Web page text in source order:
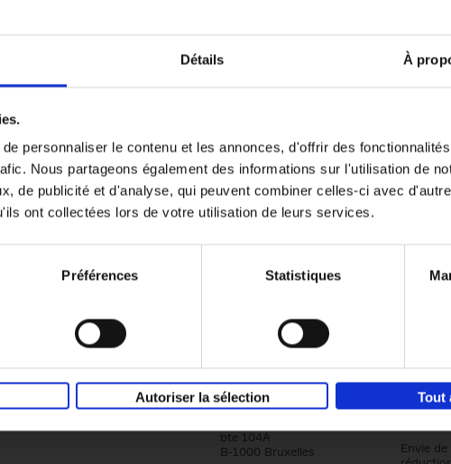
Détails À
personnaliser le contenu et les annonces, d'offrir des
Nous partageons également des informations sur l'utilisation de
de publicité et d'analyse, qui peuvent combiner celles-ci avec
ont collectées lors de votre utilisation de leurs services.
Préférences Statistiques
Autoriser la sélection Tout
Planning to Promoting
Clo Willaerts
Couverture souple
352
Société
Qui sommes-nous?
Éditions Racine
Tour & Taxis
bte 104A
B-1000 Bruxelles
Envie